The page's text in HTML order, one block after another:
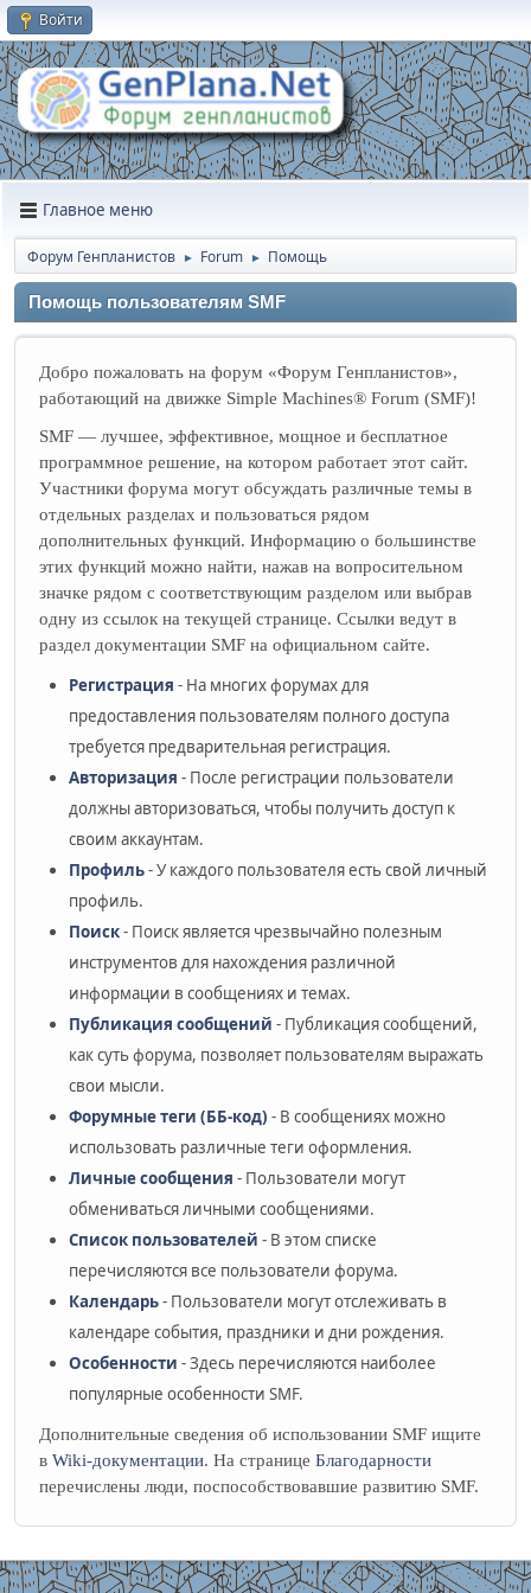
Войти
Главное меню
Форум Генпланистов ► Forum ► Помощь
Помощь пользователям SMF
Добро пожаловать на форум «Форум Генпланистов»,
работающий на движке Simple Machines® Forum (SMF)!
SMF — лучшее, эффективное, мощное и бесплатное
программное решение, на котором работает этот сайт.
Участники форума могут обсуждать различные темы в
отдельных разделах и пользоваться рядом
дополнительных функций. Информацию о большинстве
этих функций можно найти, нажав на вопросительном
значке рядом с соответствующим разделом или выбрав
одну из ссылок на текущей странице. Ссылки ведут в
раздел документации SMF на официальном сайте.
Регистрация - На многих форумах для
предоставления пользователям полного доступа
требуется предварительная регистрация.
Авторизация - После регистрации пользователи
должны авторизоваться, чтобы получить доступ к
своим аккаунтам.
Профиль- У каждого пользователя есть свой личный
профиль.
Поиск- Поиск является чрезвычайно полезным
инструментов для нахождения различной
информации в сообщениях и темах.
Публикация сообщений - Публикация сообщений,
как суть форума, позволяет пользователям выражать
свои мысли.
Форумные теги (ББ-код) - В сообщениях можно
использовать различные теги оформления.
Личные сообщения - Пользователи могут
обмениваться личными сообщениями.
Список пользователей - В этом списке
перечисляются все пользователи форума.
Календарь- Пользователи могут отслеживать в
календаре события, праздники и дни рождения.
Особенности - Здесь перечисляются наиболее
популярные особенности SMF.
Дополнительные сведения об использовании SMF ищите
в Wiki-документации. На странице Благодарности
перечислены люди, поспособствовавшие развитию SMF.